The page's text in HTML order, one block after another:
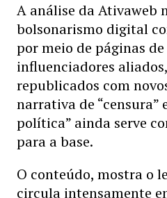
A análise da Ativaweb
bolsonarismo digital
por meio de páginas
influenciadores
republicados com
narrativa de “censura”
política” ainda serve
para a base.
O conteúdo, mostra o
circula intensamente